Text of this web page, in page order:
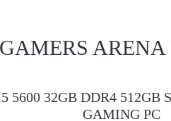
GAMERS
5600 32GB DDR4 512GB
GAMING PC